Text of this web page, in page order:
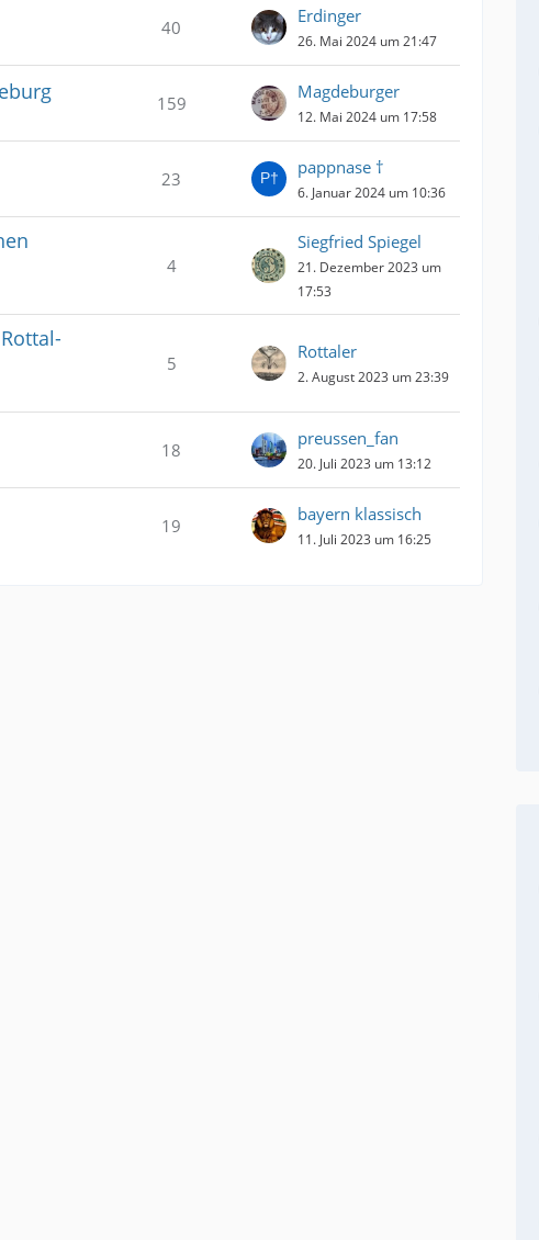
40
Erdinger
26. Mai 2024 um 21:47
159
Magdeburger
12. Mai 2024 um 17:58
23
pappnase †
6. Januar 2024 um 10:36
4
Siegfried Spiegel
21. Dezember 2023 um
17:53
5
Rottaler
2. August 2023 um 23:39
18
preussen_fan
20. Juli 2023 um 13:12
19
bayern klassisch
11. Juli 2023 um 16:25